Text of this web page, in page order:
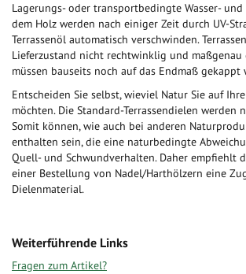
Lagerungs- oder transportbedingte Wasser-
dem Holz werden nach einiger Zeit durch UV-
Terrassenöl automatisch verschwinden.
Lieferzustand nicht rechtwinklig und maßgenau
müssen bauseits noch auf das Endmaß gekappt
Entscheiden Sie selbst, wieviel Natur Sie auf
möchten. Die Standard-Terrassendielen werden
Somit können, wie auch bei anderen
enthalten sein, die eine naturbedingte
Quell- und Schwundverhalten. Daher empfiehlt
einer Bestellung von Nadel/Harthölzern eine
Dielenmaterial.
Weiterführende Links
Fragen zum Artikel?